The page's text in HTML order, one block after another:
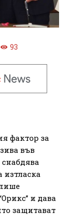
93
фактор за
във
и дава
защитават